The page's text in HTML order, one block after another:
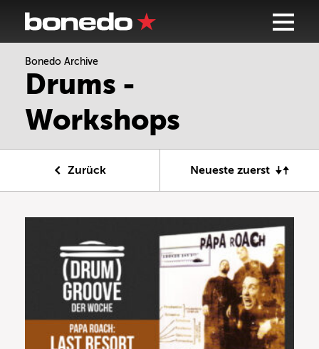
Bonedo Archive
Drums -
Workshops
Zurück Neueste zuerst